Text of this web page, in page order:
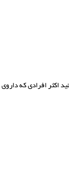
اکثر افرادی که